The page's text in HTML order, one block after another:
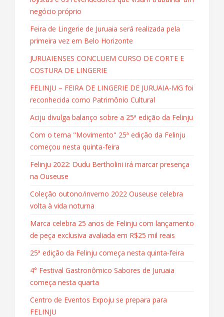
negócio próprio
Feira de Lingerie de Juruaia será realizada pela
primeira vez em Belo Horizonte
JURUAIENSES CONCLUEM CURSO DE CORTE E
COSTURA DE LINGERIE
FELINJU – FEIRA DE LINGERIE DE JURUAIA-MG foi
reconhecida como Patrimônio Cultural
Aciju divulga balanço sobre a 25ª edição da Felinju
Com o tema "Movimento" 25ª edição da Felinju
começou nesta quinta-feira
Felinju 2022: Dudu Bertholini irá marcar presença
na Ouseuse
Coleção outono/inverno 2022 Ouseuse celebra
volta à vida noturna
Marca celebra 25 anos de Felinju com lançamento
de peça exclusiva avaliada em R$25 mil reais
25ª edição da Felinju começa nesta quinta-feira
4° Festival Gastronômico Sabores de Juruaia
começa nesta quarta
Centro de Eventos Expoju se prepara para
FELINJU